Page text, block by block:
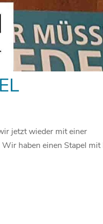
jetzt wieder mit einer
haben einen Stapel mit